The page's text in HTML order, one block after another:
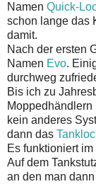
Namen Quick-
schon lange das
damit.
Nach der ersten
Namen Evo.
durchweg
Bis ich zu
kein anderes
dann das
Es funktioniert
Auf dem
an den man